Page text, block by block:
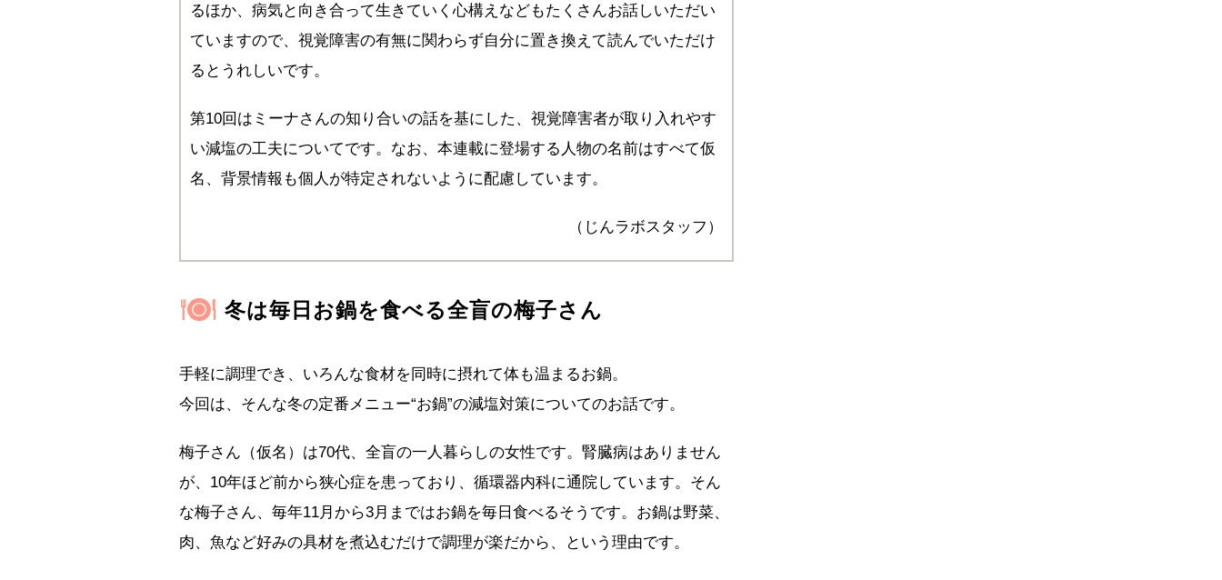
るほか、病気と向き合って生きていく心構えなどもたくさんお話しいただい
ていますので、視覚障害の有無に関わらず自分に置き換えて読んでいただけ
るとうれしいです。
第10回はミーナさんの知り合いの話を基にした、視覚障害者が取り入れやす
い減塩の工夫についてです。なお、本連載に登場する人物の名前はすべて仮
名、背景情報も個人が特定されないように配慮しています。
（じんラボスタッフ）
冬は毎日お鍋を食べる全盲の梅子さん
手軽に調理でき、いろんな食材を同時に摂れて体も温まるお鍋。
今回は、そんな冬の定番メニュー“お鍋”の減塩対策についてのお話です。
梅子さん（仮名）は70代、全盲の一人暮らしの女性です。腎臓病はありません
が、10年ほど前から狭心症を患っており、循環器内科に通院しています。そん
な梅子さん、毎年11月から3月まではお鍋を毎日食べるそうです。お鍋は野菜、
肉、魚など好みの具材を煮込むだけで調理が楽だから、という理由です。